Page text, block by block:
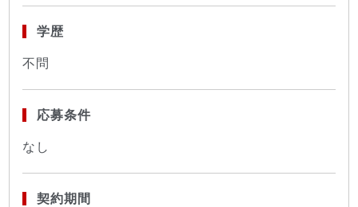
学歴
不問
応募条件
なし
契約期間